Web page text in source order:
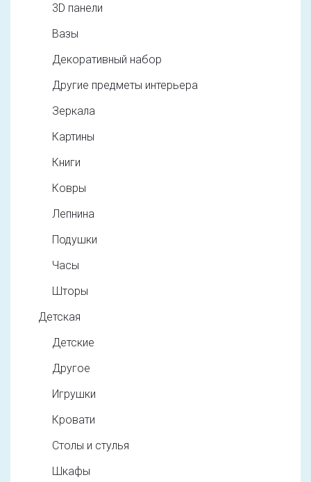
3D панели
Вазы
Декоративный набор
Другие предметы интерьера
Зеркала
Картины
Книги
Ковры
Лепнина
Подушки
Часы
Шторы
Детская
Детские
Другое
Игрушки
Кровати
Столы и стулья
Шкафы